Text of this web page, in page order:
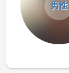
男性